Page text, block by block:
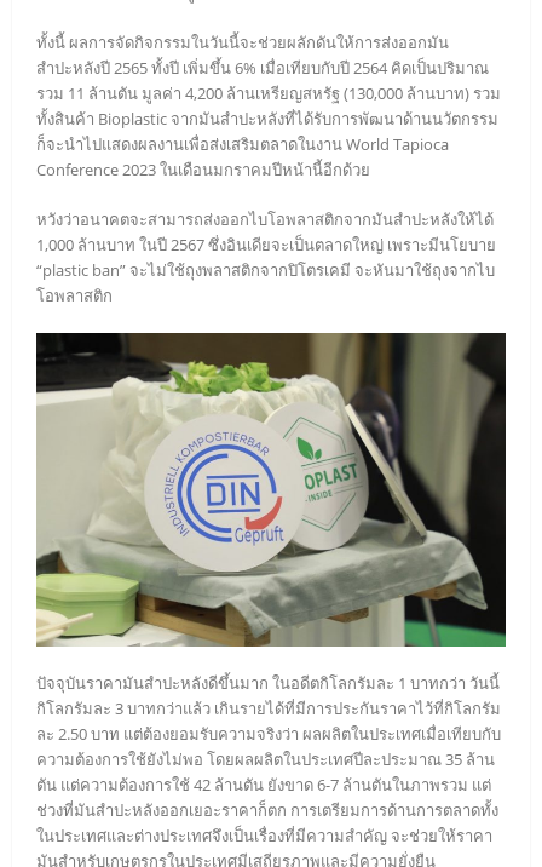
ทั้งนี้ ผลการจัดกิจกรรมในวันนี้จะช่วยผลักดันให้การส่งออกมัน
สำปะหลังปี 2565 ทั้งปี เพิ่มขึ้น 6% เมื่อเทียบกับปี 2564 คิดเป็นปริมาณ
รวม 11 ล้านตัน มูลค่า 4,200 ล้านเหรียญสหรัฐ (130,000 ล้านบาท) รวม
ทั้งสินค้า Bioplastic จากมันสำปะหลังที่ได้รับการพัฒนาด้านนวัตกรรม
ก็จะนำไปแสดงผลงานเพื่อส่งเสริมตลาดในงาน World Tapioca
Conference 2023 ในเดือนมกราคมปีหน้านี้อีกด้วย
หวังว่าอนาคตจะสามารถส่งออกไบโอพลาสติกจากมันสำปะหลังให้ได้
1,000 ล้านบาท ในปี 2567 ซึ่งอินเดียจะเป็นตลาดใหญ่ เพราะมีนโยบาย
“plastic ban” จะไม่ใช้ถุงพลาสติกจากปิโตรเคมี จะหันมาใช้ถุงจากไบ
โอพลาสติก
ปัจจุบันราคามันสำปะหลังดีขึ้นมาก ในอดีตกิโลกรัมละ 1 บาทกว่า วันนี้
กิโลกรัมละ 3 บาทกว่าแล้ว เกินรายได้ที่มีการประกันราคาไว้ที่กิโลกรัม
ละ 2.50 บาท แต่ต้องยอมรับความจริงว่า ผลผลิตในประเทศเมื่อเทียบกับ
ความต้องการใช้ยังไม่พอ โดยผลผลิตในประเทศปีละประมาณ 35 ล้าน
ตัน แต่ความต้องการใช้ 42 ล้านตัน ยังขาด 6-7 ล้านตันในภาพรวม แต่
ช่วงที่มันสำปะหลังออกเยอะราคาก็ตก การเตรียมการด้านการตลาดทั้ง
ในประเทศและต่างประเทศจึงเป็นเรื่องที่มีความสำคัญ จะช่วยให้ราคา
มันสำหรับเกษตรกรในประเทศมีเสถียรภาพและมีความยั่งยืน